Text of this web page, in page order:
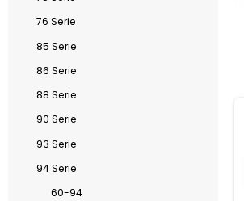
76 Serie
85 Serie
86 Serie
88 Serie
90 Serie
93 Serie
94 Serie
60-94